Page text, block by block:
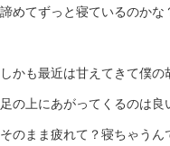
諦めてずっと寝ているのかな
しかも最近は甘えてきて僕の
足の上にあがってくるのは良
そのまま疲れて？寝ちゃうん